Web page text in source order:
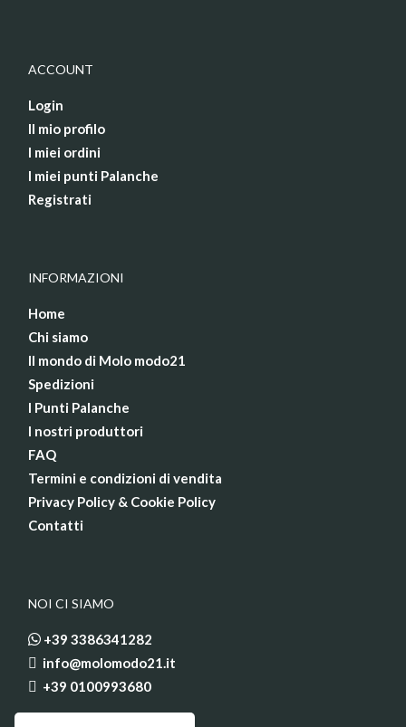
ACCOUNT
Login
Il mio profilo
I miei ordini
I miei punti Palanche
Registrati
INFORMAZIONI
Home
Chi siamo
Il mondo di Molo modo21
Spedizioni
I Punti Palanche
I nostri produttori
FAQ
Termini e condizioni di vendita
Privacy Policy & Cookie Policy
Contatti
NOI CI SIAMO
+39 3386341282
info@molomodo21.it
+39 0100993680